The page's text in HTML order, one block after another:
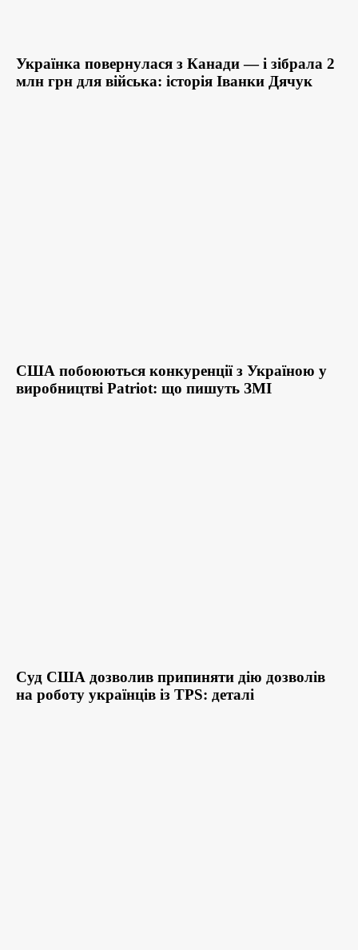
Українка повернулася з Канади — і зібрала 2
млн грн для війська: історія Іванки Дячук
США побоюються конкуренції з Україною у
виробництві Patriot: що пишуть ЗМІ
Суд США дозволив припиняти дію дозволів
на роботу українців із TPS: деталі